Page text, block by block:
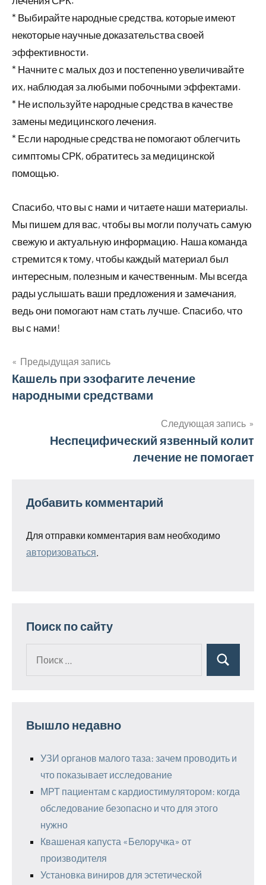
* Выбирайте народные средства, которые имеют
некоторые научные доказательства своей
эффективности.
* Начните с малых доз и постепенно увеличивайте
их, наблюдая за любыми побочными эффектами.
* Не используйте народные средства в качестве
замены медицинского лечения.
* Если народные средства не помогают облегчить
симптомы СРК, обратитесь за медицинской
помощью.
Спасибо, что вы с нами и читаете наши материалы.
Мы пишем для вас, чтобы вы могли получать самую
свежую и актуальную информацию. Наша команда
стремится к тому, чтобы каждый материал был
интересным, полезным и качественным. Мы всегда
рады услышать ваши предложения и замечания,
ведь они помогают нам стать лучше. Спасибо, что
вы с нами!
Навигация
по
Предыдущая запись
Кашель при эзофагите лечение
народными средствами
Следующая запись
Неспецифический язвенный колит
лечение не помогает
Добавить комментарий
Для отправки комментария вам необходимо
авторизоваться
Поиск по сайту
Поиск
Вышло недавно
УЗИ органов малого таза: зачем проводить и
что показывает исследование
МРТ пациентам с кардиостимулятором: когда
обследование безопасно и что для этого
нужно
Квашеная капуста «Белоручка» от
производителя
Установка виниров для эстетической